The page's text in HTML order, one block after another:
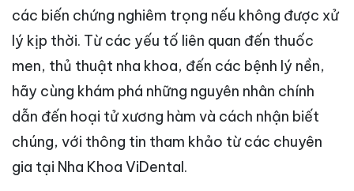
các biến chứng nghiêm trọng nếu không được xử
lý kịp thời. Từ các yếu tố liên quan đến thuốc
men, thủ thuật nha khoa, đến các bệnh lý nền,
hãy cùng khám phá những nguyên nhân chính
dẫn đến hoại tử xương hàm và cách nhận biết
chúng, với thông tin tham khảo từ các chuyên
gia tại Nha Khoa ViDental.